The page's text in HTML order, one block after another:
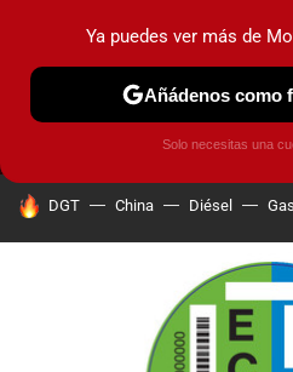
MENÚ
COCHES
HOY SE HABLA DE
DGT China Diésel
Ya puedes ver más de
Añádenos como
Solo necesitas una